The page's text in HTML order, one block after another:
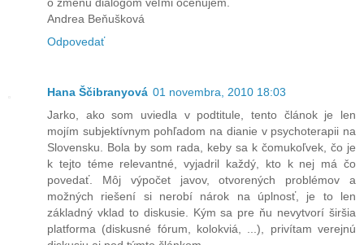
o zmenu dialógom veľmi oceňujem.
Andrea Beňušková
Odpovedať
Hana Ščibranyová 01 novembra, 2010 18:03
Jarko, ako som uviedla v podtitule, tento článok je len
mojím subjektívnym pohľadom na dianie v psychoterapii na
Slovensku. Bola by som rada, keby sa k čomukoľvek, čo je
k tejto téme relevantné, vyjadril každý, kto k nej má čo
povedať. Môj výpočet javov, otvorených problémov a
možných riešení si nerobí nárok na úplnosť, je to len
základný vklad to diskusie. Kým sa pre ňu nevytvorí širšia
platforma (diskusné fórum, kolokviá, ...), privítam verejnú